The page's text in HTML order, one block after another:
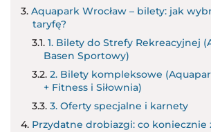
Aquapark Wrocław – bilety: jak
taryfę?
1. Bilety do Strefy Rekreacyjnej
Basen Sportowy)
2. Bilety kompleksowe
+ Fitness i Siłownia)
3. Oferty specjalne i karnety
Przydatne drobiazgi: co koniecznie